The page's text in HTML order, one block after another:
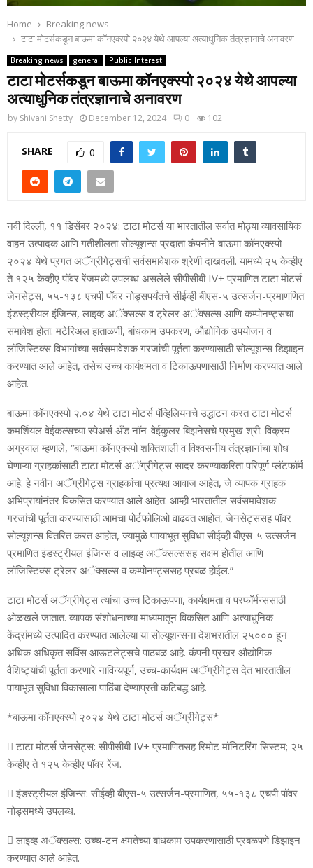
Home
Breaking news
टाटा मोटर्सकडून बाऊमा कॉनएक्‍स्‍पो २०२४ येथे आपल्‍या अत्‍याधुनिक तंत्रज्ञानाचे अनावरण
Breaking news general Public Interest
टाटा मोटर्सकडून बाऊमा कॉनएक्‍स्‍पो २०२४ येथे आपल्‍या
अत्‍याधुनिक तंत्रज्ञानाचे अनावरण
by Shivani Shetty December 12, 2024 0 102
SHARE 0
नवी दिल्‍ली, ११ डिसेंबर २०२४: टाटा मोटर्स या भारतातील सर्वात मोठ्या व्‍यावसायिक
वाहन उत्‍पादक आणि गतीशीलता सोल्‍यूशन्‍स प्रदाता कंपनीने बाऊमा कॉनएक्‍स्‍पो
२०२४ येथे प्रगत अॅग्रीगेट्सची सर्वसमावेशक श्रेणी दाखवली. यामध्‍ये २५ केव्‍हीए
ते १२५ केव्‍हीए पॉवर रेंजमध्‍ये उपलब्‍ध असलेले सीपीसीबी IV+ प्रमाणित टाटा मोटर्स
जेनसेट्स, ५५-१३८ एचपी पॉवर नोड्सपर्यंतचे सीईव्‍ही बीएस-५ उत्‍सर्जन-प्रमाणणित
इंडस्‍ट्रीयल इंजिन्‍स, लाइव्‍ह अॅक्‍सल्‍स व ट्रेलर अॅक्‍सल्‍स आणि कम्‍पोनण्‍ट्सचा
समावेश होता. मटेरिअल हाताळणी, बांधकाम उपकरण, औद्योगिक उपयोजन व
लॉजिस्टिक्‍स विभागांच्‍या सर्वसमावेशक गरजांची पूर्तता करण्‍यासाठी सोल्‍यूशन्‍स डिझाइन
करण्‍यात आले आहेत, तसेच उच्‍च कार्यक्षमता व टिकाऊपणासाठी निर्माण करण्‍यात आले
आहेत.
बाऊमा कॉनएक्‍स्‍पो २.०४ येथे टाटा मोटर्स पॅव्हिलियनचे उद्धाटन करत टाटा मोटर्स
कमर्शियल वेईकल्‍सच्‍या स्‍पेअर्स अँड नॉन-वेईकुलर बिझनेसचे प्रमुख श्री. विक्रम
अग्रवाल म्‍हणाले, “बाऊमा कॉनएक्‍स्‍पो शक्तिशाली व विश्‍वसनीय तंत्रज्ञानांचा शोध
घेणाऱ्या ग्राहकांसाठी टाटा मोटर्स अॅग्रीगेट्स सादर करण्‍याकरिता परिपूर्ण प्‍लॅटफॉर्म
आहे. हे नवीन अॅग्रीगेट्स ग्राहकांचा प्रत्‍यक्ष आवाज आहेत, जे व्‍यापक ग्राहक
अभिप्रायांनंतर विकसित करण्‍यात आले आहेत. आम्‍ही भारतातील सर्वसमावेशक
गरजांची पूर्तता करण्‍यासाठी आमचा पोर्टफोलिओ वाढवत आहोत, जेनसेट्ससह पॉवर
सोल्‍यूशन्‍स वितरित करत आहोत, ज्‍यामुळे पाायाभूत सुविधा सीईव्‍ही बीएस-५ उत्‍सर्जन-
प्रमाणित इंडस्‍ट्रीयल इंजिन्‍स व लाइव्‍ह अॅक्‍सल्‍ससह सक्षम होतील आणि
लॉजिस्टिक्‍स ट्रेलर अॅक्‍सल्‍स व कम्‍पोनण्‍ट्ससह प्रबळ होईल.”
टाटा मोटर्स अॅग्रीगेट्स त्‍यांचा उच्‍च टिकाऊपणा, कार्यक्षमता व परफॉर्मन्‍ससाठी
ओळखले जातात. व्‍यापक संशोधनाच्‍या माध्‍यमातून विकसित आणि अत्‍याधुनिक
केंद्रांमध्‍ये उत्‍पादित करण्‍यात आलेल्‍या या सोल्‍यूशन्‍सना देशभरातील २५००० हून
अधिक अधिकृत सर्विस आऊटलेट्सचे पाठबळ आहे. कंपनी प्रखर औद्योगिक
वैशिष्‍ट्यांची पूर्तता करणारे नाविन्‍यपूर्ण, उच्‍च-कार्यक्षम अॅग्रीगेट्स देत भारतातील
पायाभूत सुविधा विकासाला पाठिंबा देण्‍याप्रती कटिबद्ध आहे.
*बाऊमा कॉनएक्‍स्‍पो २०२४ येथे टाटा मोटर्स अॅग्रीगेट्स*
 टाटा मोटर्स जेनसेट्स: सीपीसीबी IV+ प्रमाणितसह रिमोट मॉनिटरिंग सिस्‍टम; २५
केव्‍हीए ते १२५ केव्‍हीए पॉवर रेंज.
 इंडस्‍ट्रीयल इंजिन्‍स: सीईव्‍ही बीएस-५ उत्‍सर्जन-प्रमाणित, ५५-१३८ एचपी पॉवर
नोड्समध्‍ये उपलब्‍ध.
 लाइव्‍ह अॅक्‍सल्‍स: उच्‍च-टन क्षमतेच्‍या बांधकाम उपकरणासाठी प्रबळपणे डिझाइन
करण्‍यात आले आहेत.